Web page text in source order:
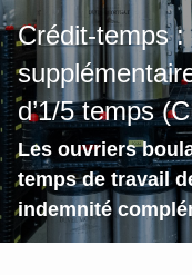
Crédit-temps
d’1/5 temps
Les ouvriers
temps de travail
indemnité